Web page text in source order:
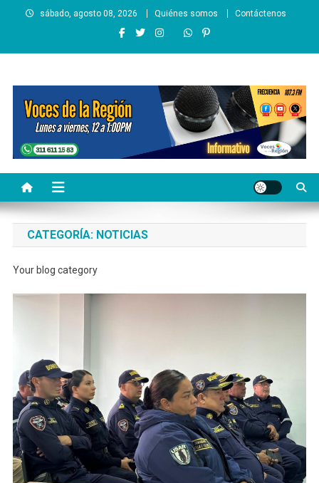
sábado, agosto 08, 2026 Quiénes somos Contáctenos
Voces de la Región
CATEGORÍA: NOTICIAS
Your blog category